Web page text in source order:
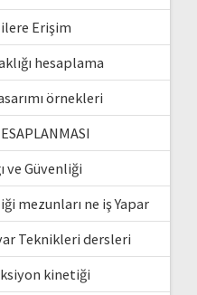
Erişim
hesaplama
örnekleri
ve Güvenliği
mezunları ne iş Yapar
Teknikleri dersleri
kinetiği